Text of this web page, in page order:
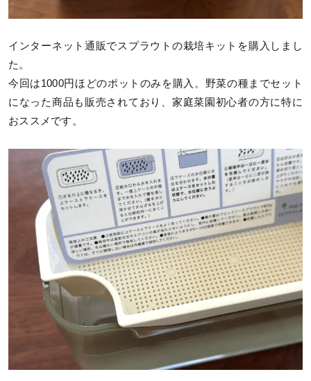
インターネット通販でスプラウトの栽培キットを購入しまし
た。
今回は1000円ほどのポットのみを購入。野菜の種までセット
になった商品も販売されており、家庭菜園初心者の方に特に
おススメです。